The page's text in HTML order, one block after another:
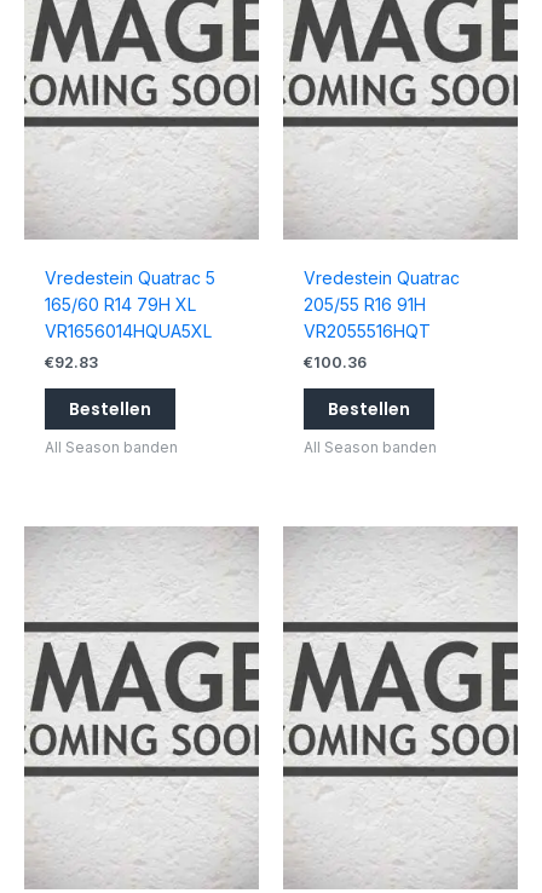
Vredestein Quatrac 5
165/60 R14 79H XL
VR1656014HQUA5XL
€92.83
Bestellen
All Season banden
Vredestein Quatrac
205/55 R16 91H
VR2055516HQT
€100.36
Bestellen
All Season banden